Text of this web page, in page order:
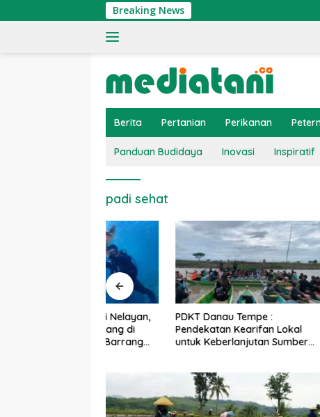
ke
Breaking News
Berita Pertanian Perikanan
Panduan Budidaya Inovasi Inspiratif
padi sehat
PDKT Danau Tempe :
Pendekatan Kearifan Lokal
untuk Keberlanjutan Sumber
Cara
pada Sapi
dan Medis